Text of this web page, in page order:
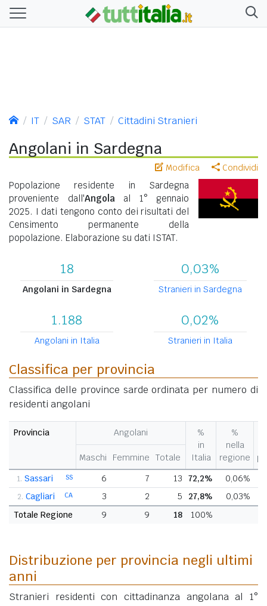
IT SAR STAT Cittadini Stranieri
Angolani in Sardegna
Modifica Condividi
Popolazione residente in Sardegna
proveniente dall'Angola al 1° gennaio
2025. I dati tengono conto dei risultati del
Censimento permanente della
popolazione. Elaborazione su dati ISTAT.
18
Angolani in Sardegna
0,03%
Stranieri in Sardegna
1.188
Angolani in Italia
0,02%
Stranieri in Italia
Classifica per provincia
Classifica delle province sarde ordinata per numero di
residenti angolani
Provincia Angolani
%
in
Italia
%
nella
regione
Maschi Femmine Totale
1. SS
Sassari 6 7 13 72,2% 0,06%
2. CA
Cagliari 3 2 5 27,8% 0,03%
Totale Regione
9 9 18 100%
Distribuzione per provincia negli ultimi
anni
Stranieri residenti con cittadinanza angolana al 1°